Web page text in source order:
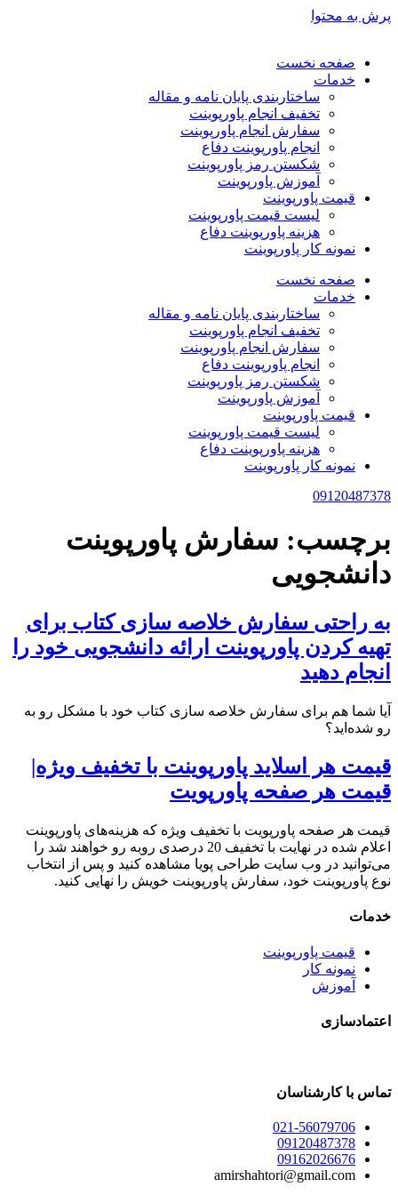
پرش به محتوا
صفحه نخست
خدمات
ساختاربندی پایان نامه و مقاله
تخفیف انجام پاورپوینت
سفارش انجام پاورپوینت
انجام پاورپوینت دفاع
شکستن رمز پاورپوینت
آموزش پاورپوینت
قیمت پاورپوینت
لیست قیمت پاورپوینت
هزینه پاورپوینت دفاع
نمونه کار پاورپوینت
صفحه نخست
خدمات
ساختاربندی پایان نامه و مقاله
تخفیف انجام پاورپوینت
سفارش انجام پاورپوینت
انجام پاورپوینت دفاع
شکستن رمز پاورپوینت
آموزش پاورپوینت
قیمت پاورپوینت
لیست قیمت پاورپوینت
هزینه پاورپوینت دفاع
نمونه کار پاورپوینت
09120487378
برچسب: سفارش پاورپوینت
دانشجویی
به راحتی سفارش خلاصه سازی کتاب برای
تهیه کردن پاورپوینت ارائه دانشجویی خود را
انجام دهید
آیا شما هم برای سفارش خلاصه سازی کتاب خود با مشکل رو به
رو شده‌اید؟
قیمت هر اسلاید پاورپوینت با تخفیف ویژه|
قیمت هر صفحه پاورپویت
قیمت هر صفحه پاورپویت با تخفیف ویژه که هزینه‌های پاورپوینت
اعلام شده در نهایت با تخفیف 20 درصدی روبه رو خواهند شد را
می‌توانید در وب سایت طراحی پویا مشاهده کنید و پس از انتخاب
نوع پاورپوینت خود، سفارش پاورپوینت خویش را نهایی کنید.
خدمات
قیمت پاورپوینت
نمونه کار
آموزش
اعتمادسازی
تماس با کارشناسان
021-56079706
09120487378
09162026676
amirshahtori@gmail.com